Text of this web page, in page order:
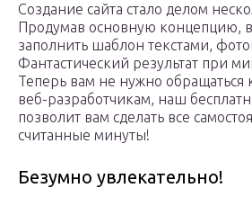
Создание сайта стало делом
Продумав основную концепцию,
заполнить шаблон текстами,
Фантастический результат при
Теперь вам не нужно обращаться
веб-разработчикам, наш
позволит вам сделать все
считанные минуты!
Безумно увлекательно!